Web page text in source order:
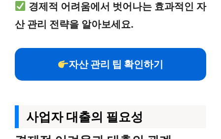
경제적 어려움에서 벗어나는 효과적인 자
산 관리 전략을 알아보세요.
자산 관리 팁 확인하기
사업자 대출의 필요성